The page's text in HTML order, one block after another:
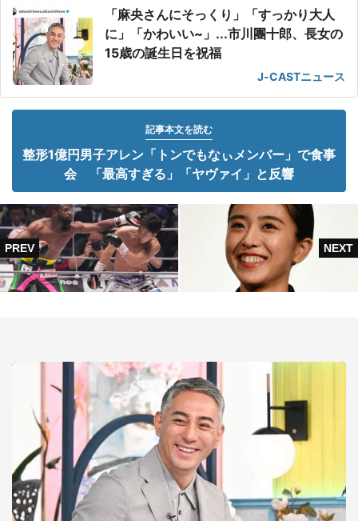
「麻央さんにそっくり」「すっかり大人
に」「かわいい~」...市川團十郎、長女の
15歳の誕生日を祝福
J-CASTニュース
記事本文を読む
整形1億円男子アレン「トンでもなぃメンバー」で食事
会 「最高すぎる」「ヤヴァイ」と反響